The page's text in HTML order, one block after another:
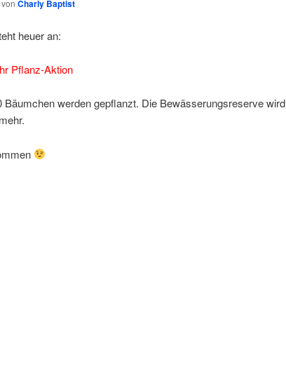
von Charly Baptist
heuer an:
Pflanz-Aktion
Bäumchen werden gepflanzt. Die Bewässerungsreserve wird